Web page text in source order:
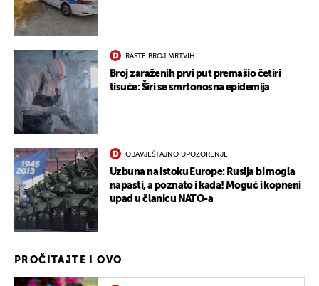
RASTE BROJ MRTVIH
Broj zaraženih prvi put premašio četiri
tisuće: Širi se smrtonosna epidemija
OBAVJEŠTAJNO UPOZORENJE
Uzbuna na istoku Europe: Rusija bi mogla
napasti, a poznato i kada! Moguć i kopneni
upad u članicu NATO-a
PROČITAJTE I OVO